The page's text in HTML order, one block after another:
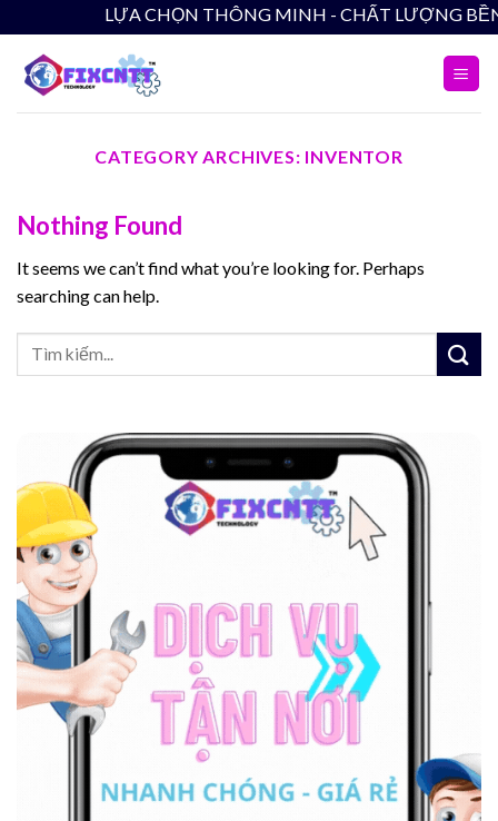
to
content
LỰA CHỌN THÔNG MINH - CHẤT LƯỢNG BỀN
CATEGORY ARCHIVES: INVENTOR
Nothing Found
It seems we can’t find what you’re looking for. Perhaps
searching can help.